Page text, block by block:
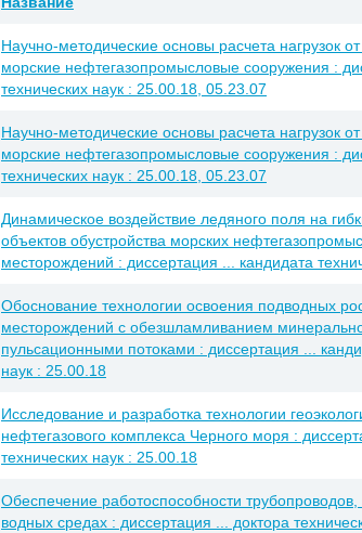
Научно-методические основы расчета нагрузок
морские нефтегазопромысловые сооружения :
технических наук : 25.00.18, 05.23.07
Научно-методические основы расчета нагрузок
морские нефтегазопромысловые сооружения :
технических наук : 25.00.18, 05.23.07
Динамическое воздействие ледяного поля на
объектов обустройства морских
месторождений : диссертация ... кандидата
Обоснование технологии освоения подводных
месторождений с обезшламливанием
пульсационными потоками : диссертация ...
наук : 25.00.18
Исследование и разработка технологии
нефтегазового комплекса Черного моря :
технических наук : 25.00.18
Обеспечение работоспособности
водных средах : диссертация ... доктора